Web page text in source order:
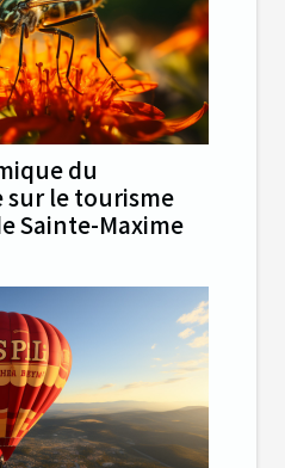
du
le tourisme
Sainte-Maxime